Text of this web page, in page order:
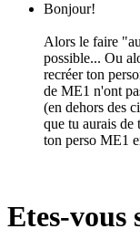
Bonjour!
Alors le faire
possible... Ou
recréer ton
de ME1 n'ont
(en dehors des
que tu aurais de
ton perso ME1
Etes-vous